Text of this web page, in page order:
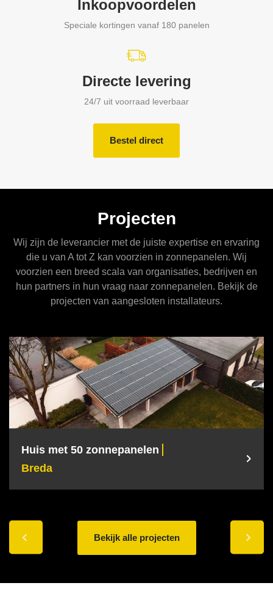
Inkoopvoordelen
Speciale kortingen vanaf 180 panelen
Directe levering
24/7 uit voorraad leverbaar
Bestel direct
Projecten
Wij zijn de leverancier met de juiste expertise en ervaring
die u van A tot Z kan voorzien in zonnepanelen. Wij
voorzien een breed scala van organisaties, bedrijven en
hun partners in hun vraag naar zonnepanelen. Bekijk de
projecten van aangesloten installateurs.
met 50 zonnepanelen
Bekijk alle projecten